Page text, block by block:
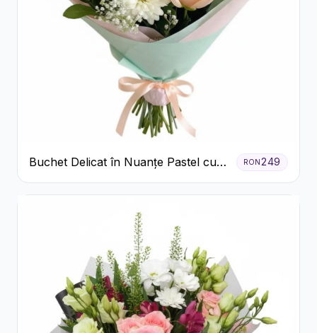
Buchet Delicat în Nuanțe Pastel cu
Trandafiri și Crizanteme Roz
RON249